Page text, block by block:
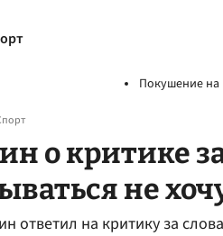
Покушение на
о критике
не
ответил на критику за